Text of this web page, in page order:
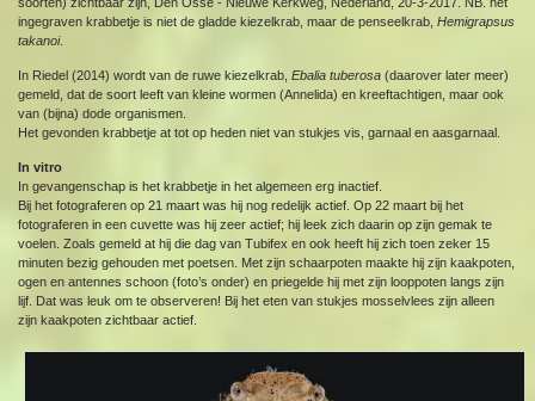
ingegraven krabbetje is niet de gladde kiezelkrab, maar de penseelkrab,Hemigrapsus
takanoi.
In Riedel (2014) wordt van de ruwe kiezelkrab,Ebalia tuberosa (daarover later meer)
gemeld, dat de soort leeft van kleine wormen (Annelida) en kreeftachtigen, maar ook
van (bijna) dode organismen.
Het gevonden krabbetje at tot op heden niet van stukjes vis, garnaal en aasgarnaal.
In vitro
In gevangenschap is het krabbetje in het algemeen erg inactief.
Bij het fotograferen op 21 maart was hij nog redelijk actief. Op 22 maart bij het
fotograferen in een cuvette was hij zeer actief; hij leek zich daarin op zijn gemak te
voelen. Zoals gemeld at hij die dag van Tubifex en ook heeft hij zich toen zeker 15
minuten bezig gehouden met poetsen. Met zijn schaarpoten maakte hij zijn kaakpoten,
ogen en antennes schoon (foto’s onder) en priegelde hij met zijn looppoten langs zijn
lijf. Dat was leuk om te observeren! Bij het eten van stukjes mosselvlees zijn alleen
zijn kaakpoten zichtbaar actief.